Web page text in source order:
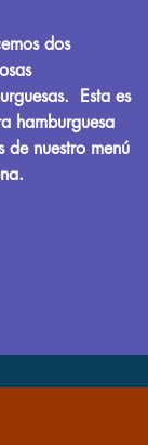
dos
Esta es
hamburguesa
de nuestro menú